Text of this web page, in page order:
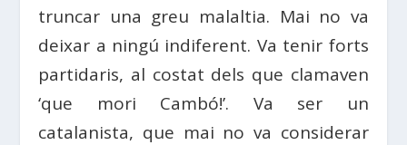
truncar una greu malaltia. Mai no va
deixar a ningú indiferent. Va tenir forts
partidaris, al costat dels que clamaven
‘que mori Cambó!’. Va ser un
catalanista, que mai no va considerar